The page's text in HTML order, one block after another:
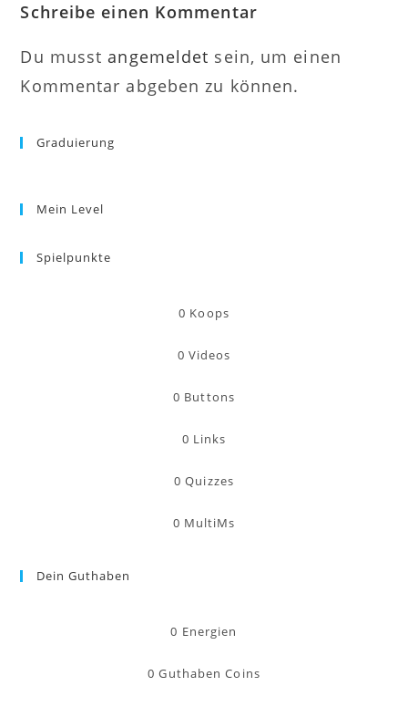
Schreibe einen Kommentar
Du musst angemeldet sein, um einen
Kommentar abgeben zu können.
Graduierung
Mein Level
Spielpunkte
0 Koops
0 Videos
0 Buttons
0 Links
0 Quizzes
0 MultiMs
Dein Guthaben
0 Energien
0 Guthaben Coins